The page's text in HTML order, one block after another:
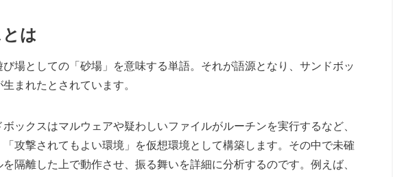
は
場としての「砂場」を意味する単語。それが語源となり、サンドボッ
まれたとされています。
ックスはマルウェアや疑わしいファイルがルーチンを実行するなど、
攻撃されてもよい環境」を仮想環境として構築します。その中で未確
隔離した上で動作させ、振る舞いを詳細に分析するのです。例えば、